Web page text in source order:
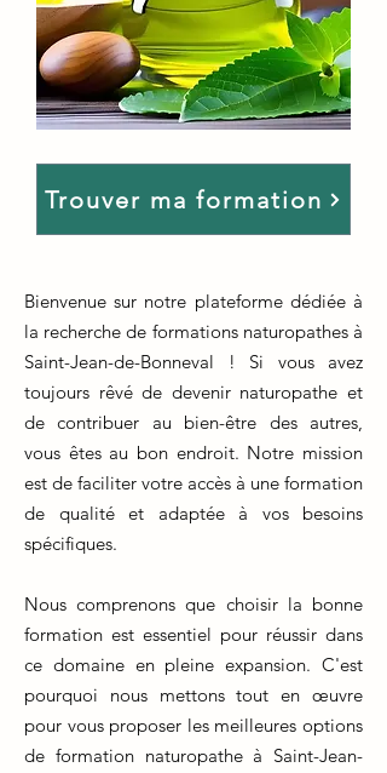
Trouver ma formation
Bienvenue sur notre plateforme dédiée à
la recherche de formations naturopathes à
Saint-Jean-de-Bonneval ! Si vous avez
toujours rêvé de devenir naturopathe et
de contribuer au bien-être des autres,
vous êtes au bon endroit. Notre mission
est de faciliter votre accès à une formation
de qualité et adaptée à vos besoins
spécifiques.
Nous comprenons que choisir la bonne
formation est essentiel pour réussir dans
ce domaine en pleine expansion. C'est
pourquoi nous mettons tout en œuvre
pour vous proposer les meilleures options
de formation naturopathe à Saint-Jean-